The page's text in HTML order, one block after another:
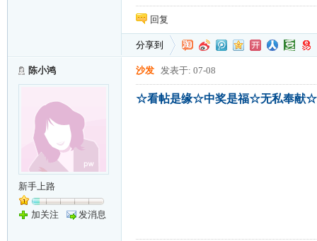
回复
分享到
陈小鸿
新手上路
加关注 发消息
沙发 发表于: 07-08
☆看帖是缘☆中奖是福☆无私奉献